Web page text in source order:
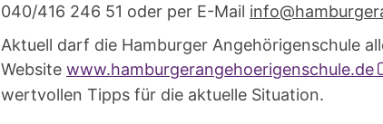
040/416 246 51 oder per E-Mail
Aktuell darf die Hamburger Angehörigenschule
Website www.hamburgerangehoerigenschule.de
wertvollen Tipps für die aktuelle Situation.